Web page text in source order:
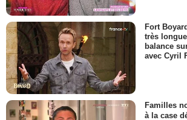
Fort
très
balance
avec Cyril
Familles
à la case